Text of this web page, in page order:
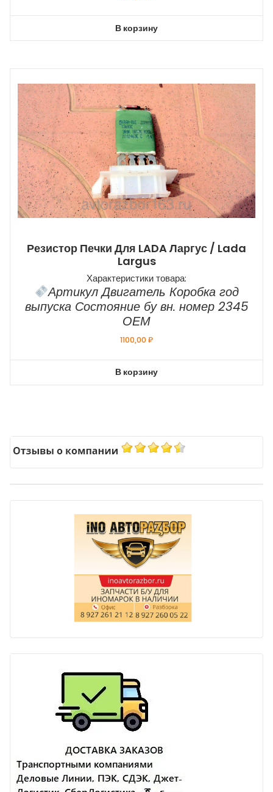
В корзину
Резистор Печки Для LADA Ларгус / Lada
Largus
Характеристики товара:
Артикул Двигатель Коробка год
выпуска Состояние бу вн. номер 2345
ОЕМ
1100,00₽
В корзину